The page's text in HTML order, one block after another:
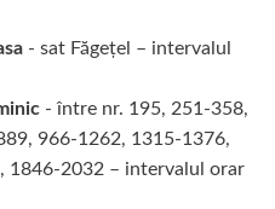
- sat Făgețel – intervalul
- între nr. 195, 251-358,
966-1262, 1315-1376,
1846-2032 – intervalul orar